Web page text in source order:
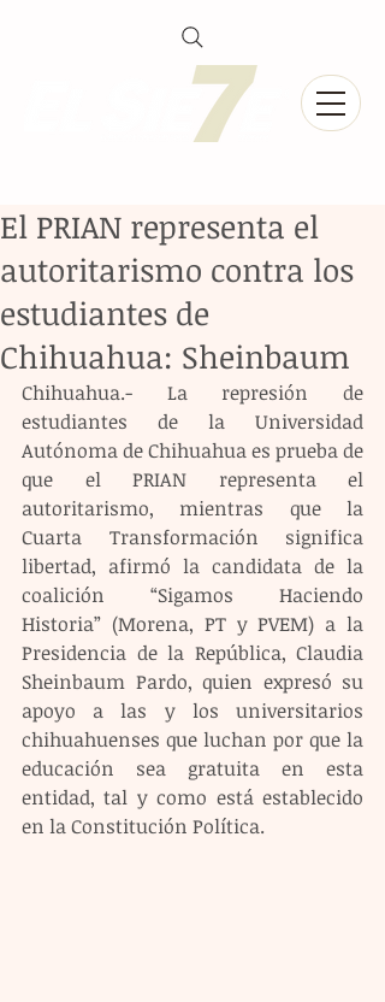
El PRIAN representa el
autoritarismo contra los
estudiantes de
Chihuahua: Sheinbaum
Chihuahua.- La represión de
estudiantes de la Universidad
Autónoma de Chihuahua es prueba de
que el PRIAN representa el
autoritarismo, mientras que la
Cuarta Transformación significa
libertad, afirmó la candidata de la
coalición “Sigamos Haciendo
Historia” (Morena, PT y PVEM) a la
Presidencia de la República, Claudia
Sheinbaum Pardo, quien expresó su
apoyo a las y los universitarios
chihuahuenses que luchan por que la
educación sea gratuita en esta
entidad, tal y como está establecido
en la Constitución Política.